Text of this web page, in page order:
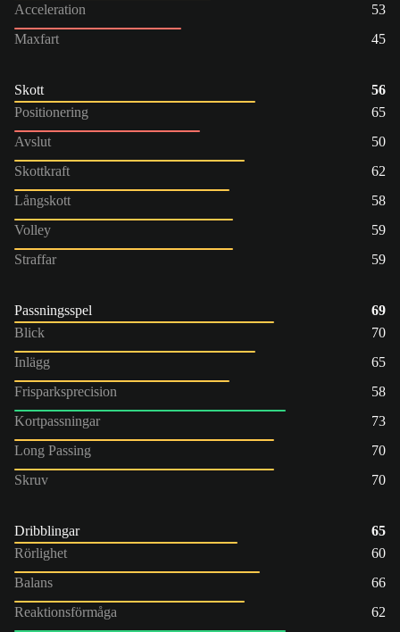
Acceleration
53
Maxfart
45
Skott
56
Positionering
65
Avslut
50
Skottkraft
62
Långskott
58
Volley
59
Straffar
59
Passningsspel
69
Blick
70
Inlägg
65
Frisparksprecision
58
Kortpassningar
73
Long Passing
70
Skruv
70
Dribblingar
65
Rörlighet
60
Balans
66
Reaktionsförmåga
62